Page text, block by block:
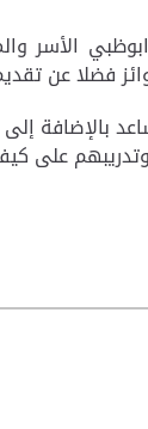
الأسر
فضلا عن
إلى
على